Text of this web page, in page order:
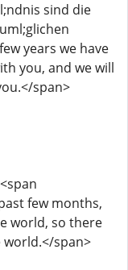
sind die
years we have
you, and we will
span>
few months,
world, so there
span>